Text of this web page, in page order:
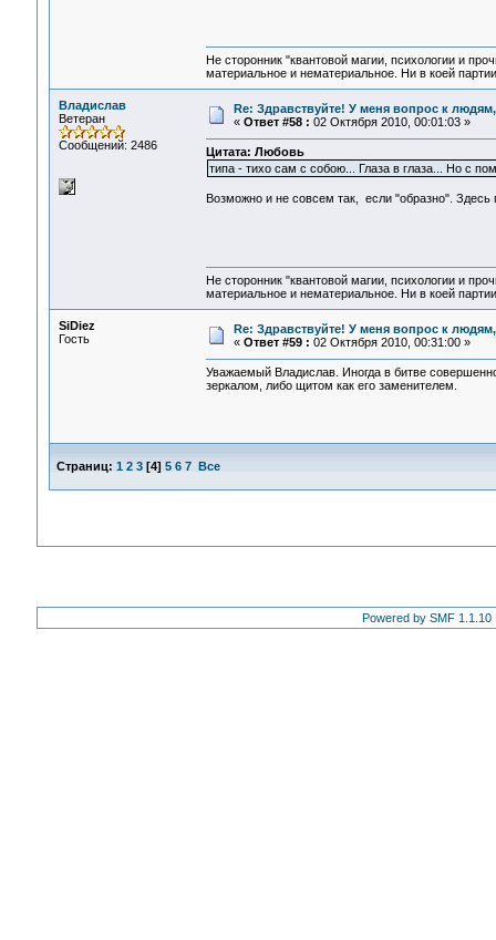
Не сторонник "квантовой магии, психологии и
материальное и нематериальное. Ни в коей
Владислав
Ветеран
Сообщений: 2486
Re: Здравствуйте! У меня вопрос к
« Ответ #58 : 02 Октября 2010, 00:01:03 »
Цитата: Любовь
типа - тихо сам с собою... Глаза в глаза... Но с
Возможно и не совсем так, если "образно". Здесь
Не сторонник "квантовой магии, психологии и
материальное и нематериальное. Ни в коей
SiDiеz
Гость
Re: Здравствуйте! У меня вопрос к
« Ответ #59 : 02 Октября 2010, 00:31:00 »
Уважаемый Владислав. Иногда в битве
зеркалом, либо щитом как его заменителем.
Страниц: 1 2 3[4] 5 6 7 Все
Powered by SMF 1.1.10